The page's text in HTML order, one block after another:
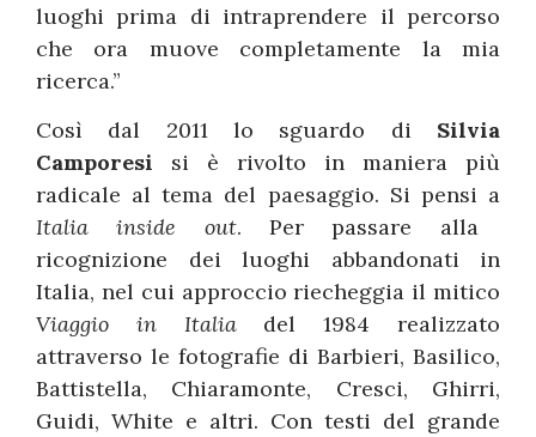
luoghi prima di intraprendere il percorso
che ora muove completamente la mia
ricerca.”
Così dal 2011 lo sguardo di Silvia
Camporesi si è rivolto in maniera più
radicale al tema del paesaggio. Si pensi a
Italia inside out. Per passare alla
ricognizione dei luoghi abbandonati in
Italia, nel cui approccio riecheggia il mitico
Viaggio in Italiadel 1984 realizzato
attraverso le fotografie di Barbieri, Basilico,
Battistella, Chiaramonte, Cresci, Ghirri,
Guidi, White e altri. Con testi del grande